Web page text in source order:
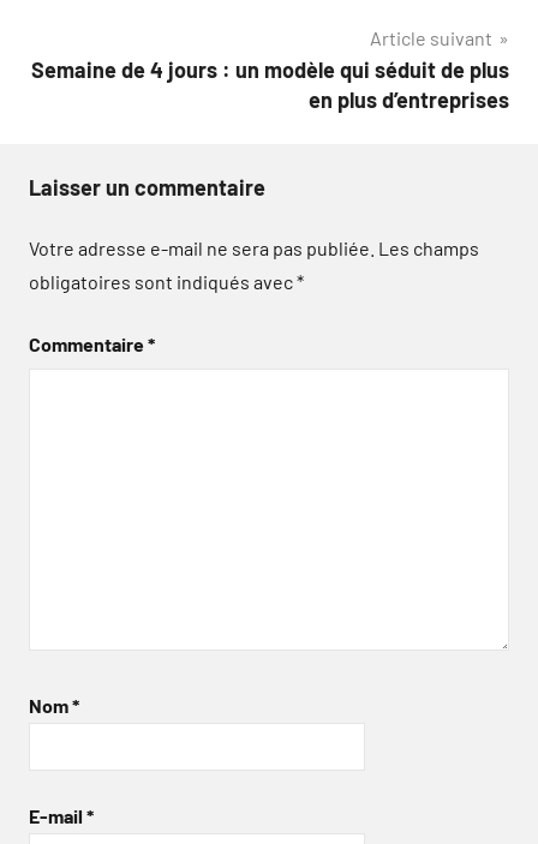
Article suivant
Semaine de 4 jours : un modèle qui séduit de plus
en plus d’entreprises
Laisser un commentaire
Votre adresse e-mail ne sera pas publiée. Les champs
obligatoires sont indiqués avec*
Commentaire*
Nom*
E-mail *